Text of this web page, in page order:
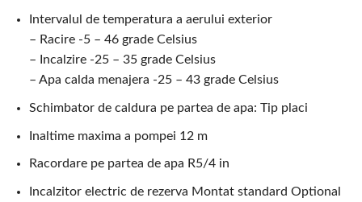
Intervalul de temperatura a aerului exterior
– Racire -5 – 46 grade Celsius
– Incalzire -25 – 35 grade Celsius
– Apa calda menajera -25 – 43 grade Celsius
Schimbator de caldura pe partea de apa: Tip placi
Inaltime maxima a pompei 12 m
Racordare pe partea de apa R5/4 in
Incalzitor electric de rezerva Montat standard Optional